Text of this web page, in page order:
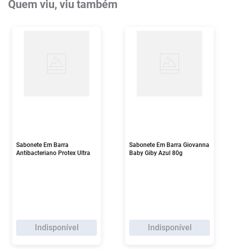
Quem viu, viu também
Sabonete Em Barra
Antibacteriano Protex Ultra
Indisponível
Sabonete Em Barra Giovanna
Baby Giby Azul 80g
Indisponível